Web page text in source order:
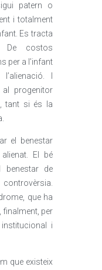
patern o
i totalment
Es tracta
De costos
per a l’infant
I
progenitor
tant si és la
el benestar
El bé
de
que ha
finalment, per
i
que existeix